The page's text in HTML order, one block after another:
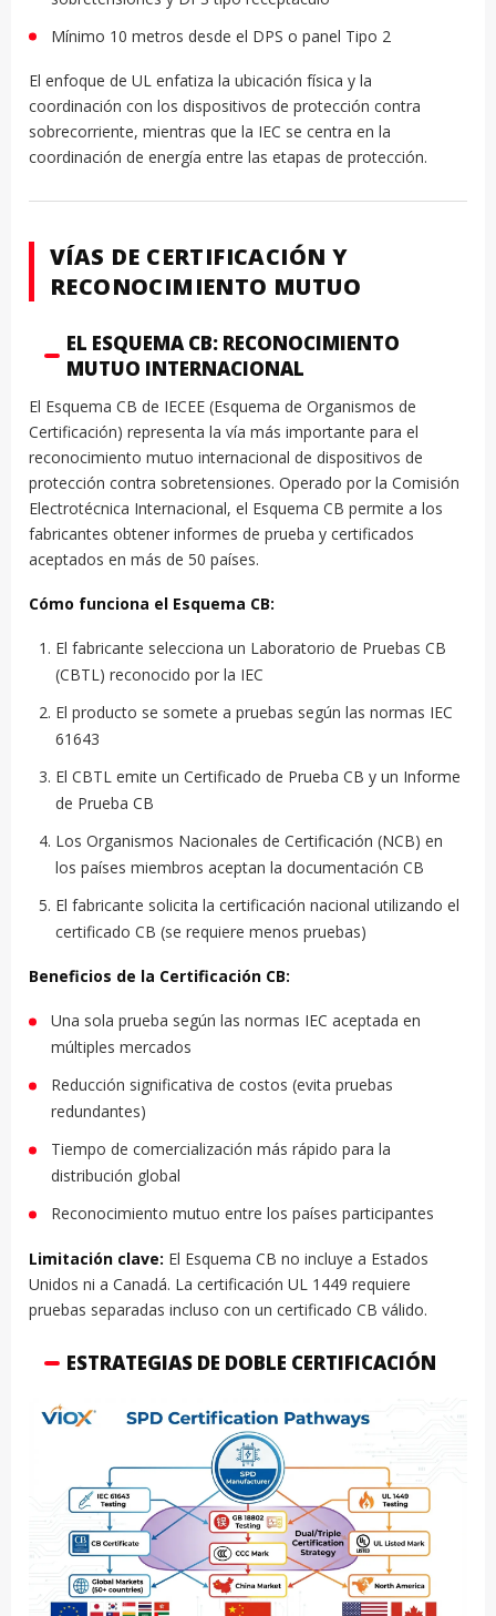
Mínimo 10 metros desde el DPS o panel Tipo 2
El enfoque de UL enfatiza la ubicación física y la
coordinación con los dispositivos de protección contra
sobrecorriente, mientras que la IEC se centra en la
coordinación de energía entre las etapas de protección.
VÍAS DE CERTIFICACIÓN Y
RECONOCIMIENTO MUTUO
EL ESQUEMA CB: RECONOCIMIENTO
MUTUO INTERNACIONAL
El Esquema CB de IECEE (Esquema de Organismos de
Certificación) representa la vía más importante para el
reconocimiento mutuo internacional de dispositivos de
protección contra sobretensiones. Operado por la Comisión
Electrotécnica Internacional, el Esquema CB permite a los
fabricantes obtener informes de prueba y certificados
aceptados en más de 50 países.
Cómo funciona el Esquema CB:
El fabricante selecciona un Laboratorio de Pruebas CB
(CBTL) reconocido por la IEC
El producto se somete a pruebas según las normas IEC
61643
El CBTL emite un Certificado de Prueba CB y un Informe
de Prueba CB
Los Organismos Nacionales de Certificación (NCB) en
los países miembros aceptan la documentación CB
El fabricante solicita la certificación nacional utilizando el
certificado CB (se requiere menos pruebas)
Beneficios de la Certificación CB:
Una sola prueba según las normas IEC aceptada en
múltiples mercados
Reducción significativa de costos (evita pruebas
redundantes)
Tiempo de comercialización más rápido para la
distribución global
Reconocimiento mutuo entre los países participantes
Limitación clave: El Esquema CB no incluye a Estados
Unidos ni a Canadá. La certificación UL 1449 requiere
pruebas separadas incluso con un certificado CB válido.
ESTRATEGIAS DE DOBLE CERTIFICACIÓN